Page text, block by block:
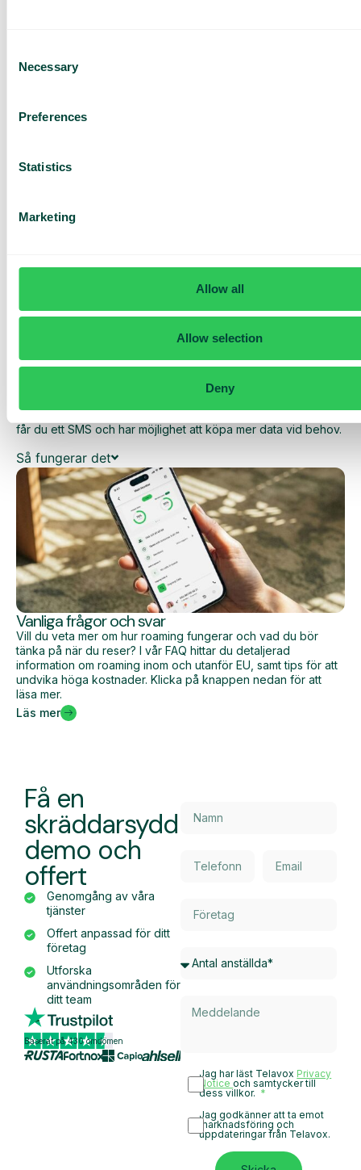
Selection
Necessary
Preferences
Statistics
Marketing
Allow all
Allow selection
Deny
Hur vet jag om jag har Telavox Mobile eller
Med Daily Cost Control kan du som kund hålla bättre koll på
dina dagliga kostnader när du surfar utanför EU/EES.
förutbestämt maxpris. När du har förbrukat den datamängden
får du ett SMS och har möjlighet att köpa mer data vid behov.
Så fungerar det
Vanliga frågor och svar
Vill du veta mer om hur roaming fungerar och vad du bör
tänka på när du reser? I vår FAQ hittar du detaljerad
information om roaming inom och utanför EU, samt tips för att
undvika höga kostnader. Klicka på knappen nedan för att
läsa mer.
Läs mer
Få en
skräddarsydd
demo och
offert
Genomgång av våra
tjänster
Offert anpassad för ditt
företag
Utforska
användningsområden för
ditt team
Baserat på 430 omdömen
Jag har läst Telavox Privacy
Noticeoch samtycker till
dess villkor.
Jag godkänner att ta emot
marknadsföring och
uppdateringar från Telavox.